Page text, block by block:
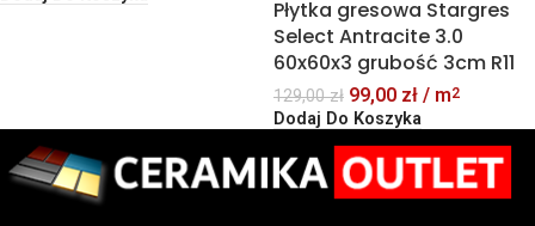
Płytka gresowa Stargres
Select Antracite 3.0
60x60x3 grubość 3cm R11
129,00zł 99,00 zł / m2
Dodaj Do Koszyka